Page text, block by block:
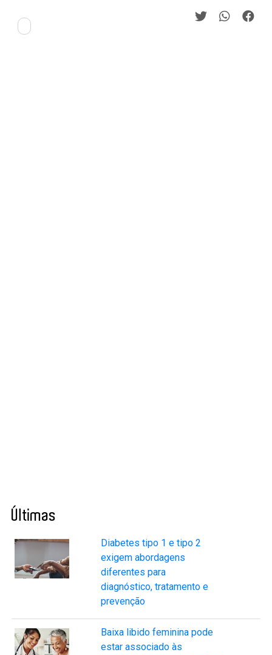
Últimas
Diabetes tipo 1 e tipo 2
exigem abordagens
diferentes para
diagnóstico, tratamento e
prevenção
Baixa libido feminina pode
estar associado às